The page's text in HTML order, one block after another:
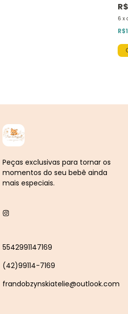
6 x
Peças exclusivas para tornar os
momentos do seu bebê ainda
mais especiais.
5542991147169
(42)99114-7169
frandobzynskiatelie@outlook.com